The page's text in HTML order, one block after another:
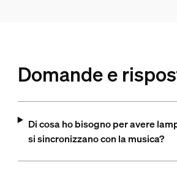
Domande e
Di cosa ho bisogno per avere
si sincronizzano con la musica?